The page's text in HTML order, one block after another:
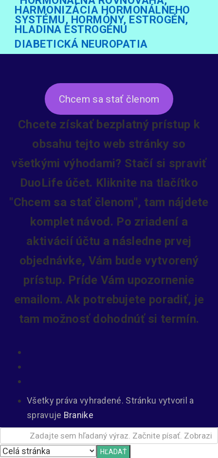
HARMONIZÁCIA HORMONÁLNEHO
SYSTÉMU, HORMÓNY, ESTROGÉN,
HLADINA ESTROGÉNU
DIABETICKÁ NEUROPATIA
Chcem sa stať členom
Chcete získať bezplatný prístup k
obsahu tejto web stránky so
všetkými výhodami? Stačí si spraviť
DuoLife účet. Kliknite na tlačítko
"Chcem sa stať členom", tam nájdete
komplet návod. Po zriadení a
aktivácií účtu a následne prvej
objednávke, Vám bude vytvorený
prístup. Príde Vám upozornenie
emailom. Ak potrebujete poradiť, je
tam možnosť dohodnúť si termín.
Všetky práva vyhradené. Stránku vytvoril a
spravuje Branike